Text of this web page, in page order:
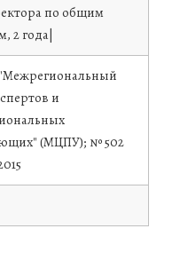
по общим
2 года|
и
(МЦПУ); № 502